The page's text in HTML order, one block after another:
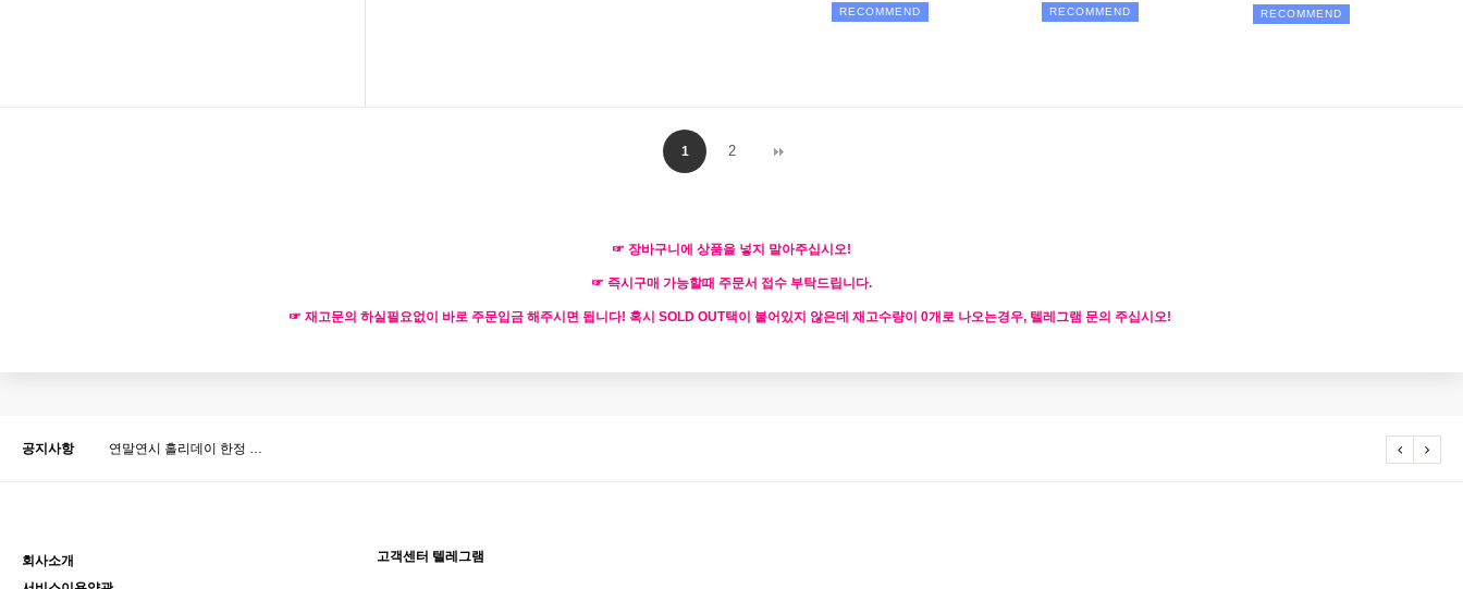
RECOMMEND RECOMMEND RECOMMEND
1 2
☞ 장바구니에 상품을 넣지 말아주십시오!
☞ 즉시구매 가능할때 주문서 접수 부탁드립니다.
☞ 재고문의 하실필요없이 바로 주문입금 해주시면 됩니다! 혹시 SOLD OUT택이 붙어있지 않은데 재고수량이 0개로 나오는경우, 텔레그램 문의 주십시오!
공지사항 연말연시 홀리데이 한정 …
회사소개
고객센터 텔레그램